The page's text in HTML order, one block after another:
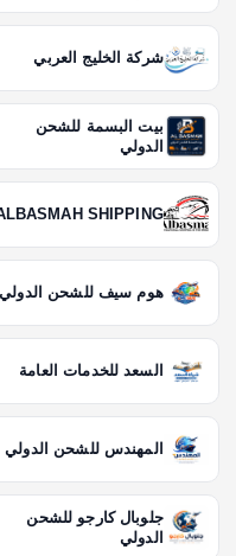
شركة الخليج العربي
بيت البسمة للشحن
الدولي
SHIPPING
هوم سيف للشحن الدولي
السعد للخدمات العامة
المهندس للشحن الدولي
جلوبال كارجو للشحن
الدولي